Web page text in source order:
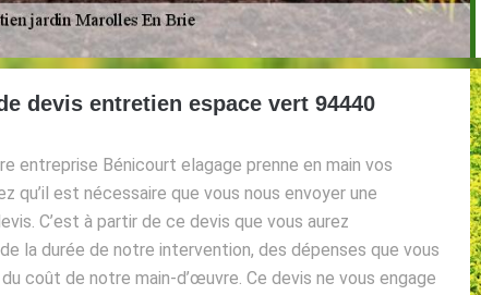
devis entretien espace vert 94440
entreprise Bénicourt elagage prenne en main vos
qu’il est nécessaire que vous nous envoyer une
C’est à partir de ce devis que vous aurez
la durée de notre intervention, des dépenses que vous
coût de notre main-d’œuvre. Ce devis ne vous engage